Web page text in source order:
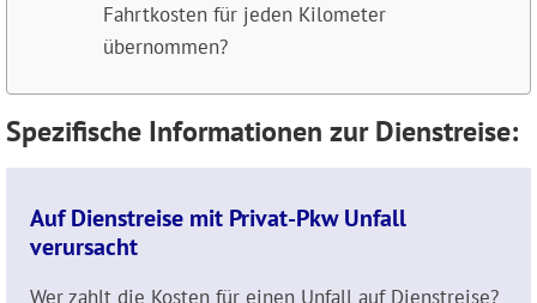
Fahrtkosten für jeden Kilometer
übernommen?
Spezifische Informationen zur Dienstreise:
Auf Dienstreise mit Privat-Pkw Unfall
verursacht
Wer zahlt die Kosten für einen Unfall auf Dienstreise?